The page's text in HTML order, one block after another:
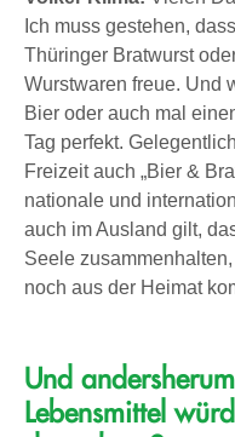
Ich muss gestehen,
Thüringer Bratwurst
Wurstwaren freue. Und
Bier oder auch mal
Tag perfekt.
Freizeit auch „Bier &
nationale und
auch im Ausland gilt,
Seele
noch aus der Heimat
Und
Lebensmittel